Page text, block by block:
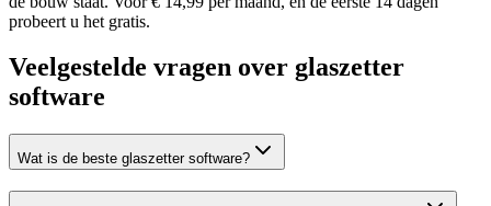
probeert u het gratis.
Veelgestelde vragen over glaszetter
software
Wat is de beste glaszetter software?